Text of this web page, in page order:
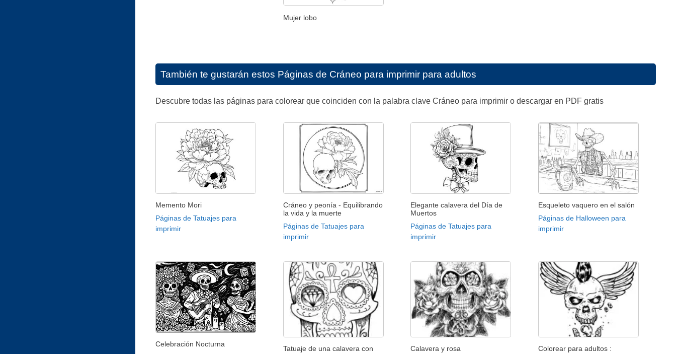
Mujer lobo
También te gustarán estos Páginas de Cráneo para imprimir para adultos
Descubre todas las páginas para colorear que coinciden con la palabra clave Cráneo para imprimir o descargar en PDF gratis
Memento Mori
Páginas de Tatuajes para
imprimir
Cráneo y peonía - Equilibrando
la vida y la muerte
Páginas de Tatuajes para
imprimir
Elegante calavera del Día de
Muertos
Páginas de Tatuajes para
imprimir
Esqueleto vaquero en el salón
Páginas de Halloween para
imprimir
Celebración Nocturna
Tatuaje de una calavera con
Calavera y rosa
Colorear para adultos :